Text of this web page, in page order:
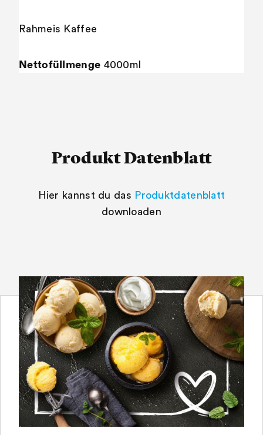
Rahmeis Kaffee
Nettofüllmenge 4000ml
Produkt Datenblatt
Hier kannst du das Produktdatenblatt
downloaden